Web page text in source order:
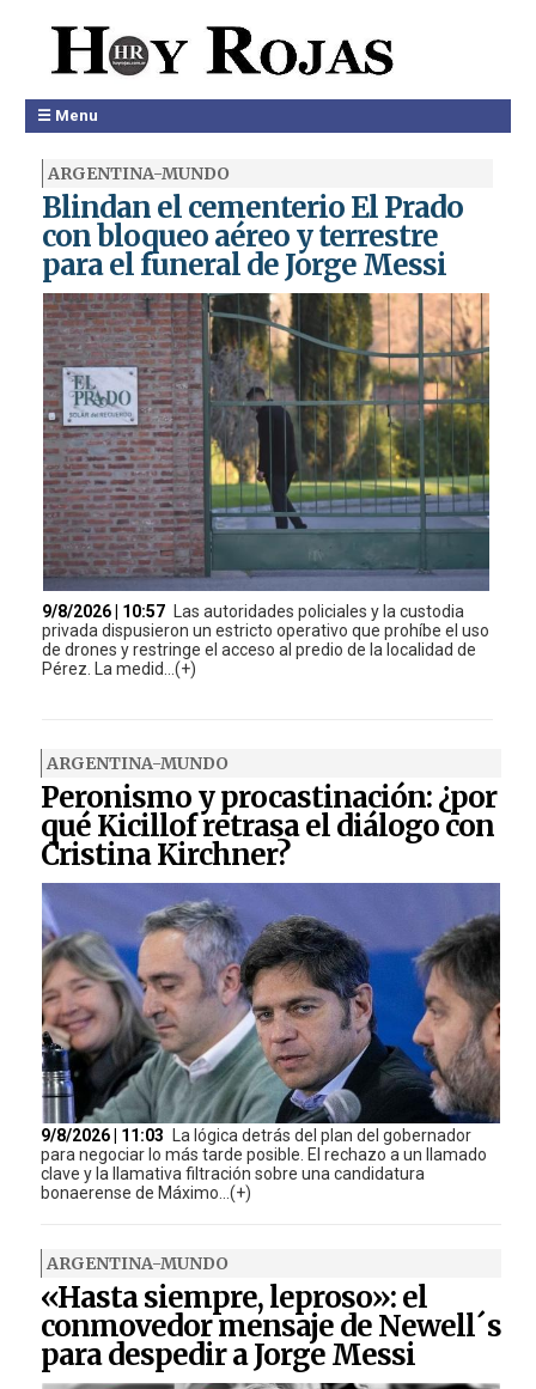
☰ Menu
ARGENTINA-MUNDO
Blindan el cementerio El Prado
con bloqueo aéreo y terrestre
para el funeral de Jorge Messi
9/8/2026 | 10:57
Las autoridades policiales y la custodia
privada dispusieron un estricto operativo que prohíbe el uso
de drones y restringe el acceso al predio de la localidad de
Pérez. La medid...(+)
ARGENTINA-MUNDO
Peronismo y procastinación: ¿por
qué Kicillof retrasa el diálogo con
Cristina Kirchner?
9/8/2026 | 11:03
La lógica detrás del plan del gobernador
para negociar lo más tarde posible. El rechazo a un llamado
clave y la llamativa filtración sobre una candidatura
bonaerense de Máximo...(+)
ARGENTINA-MUNDO
«Hasta siempre, leproso»: el
conmovedor mensaje de Newell´s
para despedir a Jorge Messi